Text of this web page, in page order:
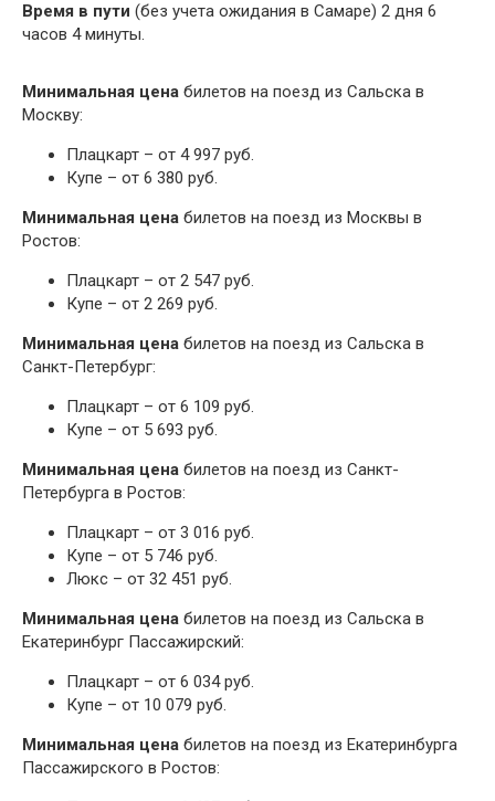
Время в пути (без учета ожидания в Самаре) 2 дня 6
часов 4 минуты.
Минимальная цена билетов на поезд из Сальска в
Москву:
Плацкарт – от 4 997 руб.
Купе – от 6 380 руб.
Минимальная цена билетов на поезд из Москвы в
Ростов:
Плацкарт – от 2 547 руб.
Купе – от 2 269 руб.
Минимальная цена билетов на поезд из Сальска в
Санкт-Петербург:
Плацкарт – от 6 109 руб.
Купе – от 5 693 руб.
Минимальная цена билетов на поезд из Санкт-
Петербурга в Ростов:
Плацкарт – от 3 016 руб.
Купе – от 5 746 руб.
Люкс – от 32 451 руб.
Минимальная цена билетов на поезд из Сальска в
Екатеринбург Пассажирский:
Плацкарт – от 6 034 руб.
Купе – от 10 079 руб.
Минимальная цена билетов на поезд из Екатеринбурга
Пассажирского в Ростов: